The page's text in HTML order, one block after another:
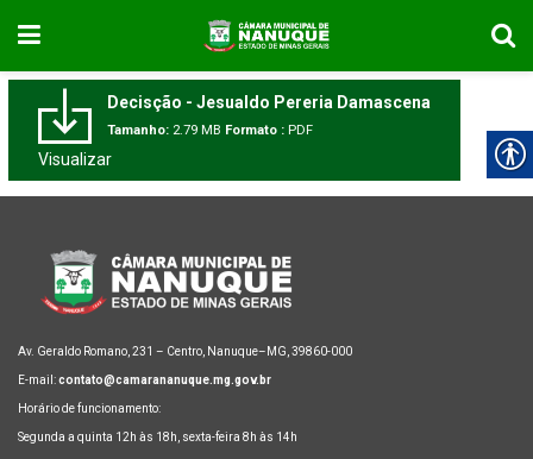
Decisção - Jesualdo Pereria Damascena
Tamanho: 2.79 MB Formato : PDF
Visualizar
Av. Geraldo Romano, 231 – Centro, Nanuque–MG, 39860-000
E-mail:contato@camarananuque.mg.gov.br
Horário de funcionamento:
Segunda a quinta 12h às 18h, sexta-feira 8h às 14h